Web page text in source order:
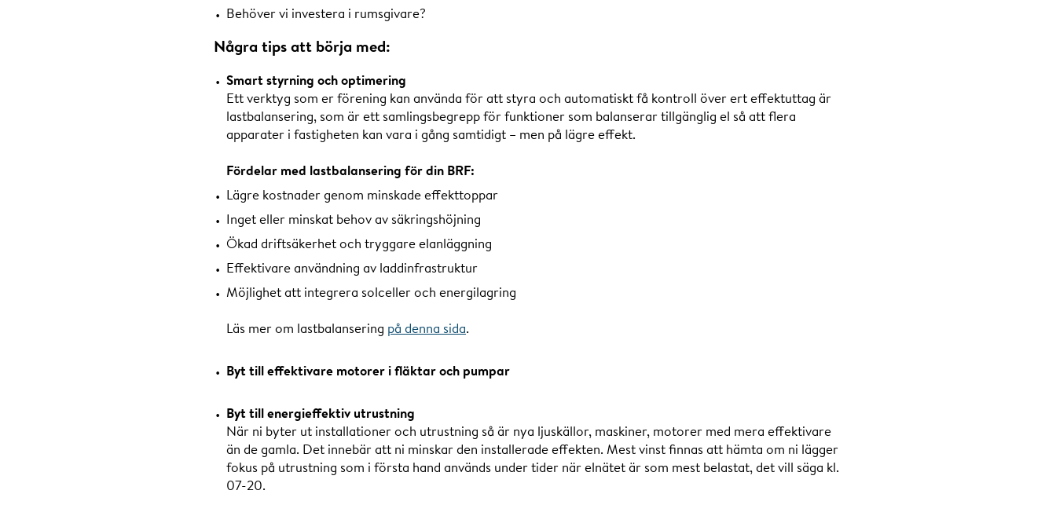
Behöver vi investera i rumsgivare?
Några tips att börja med:
Smart styrning och optimering
Ett verktyg som er förening kan använda för att styra och automatiskt få kontroll över ert effektuttag är
lastbalansering, som är ett samlingsbegrepp för funktioner som balanserar tillgänglig el så att flera
apparater i fastigheten kan vara i gång samtidigt – men på lägre effekt.
Fördelar med lastbalansering för din BRF:
Lägre kostnader genom minskade effekttoppar
Inget eller minskat behov av säkringshöjning
Ökad driftsäkerhet och tryggare elanläggning
Effektivare användning av laddinfrastruktur
Möjlighet att integrera solceller och energilagring
Läs mer om lastbalansering på denna sida.
Byt till effektivare motorer i fläktar och pumpar
Byt till energieffektiv utrustning
När ni byter ut installationer och utrustning så är nya ljuskällor, maskiner, motorer med mera effektivare
än de gamla. Det innebär att ni minskar den installerade effekten. Mest vinst finnas att hämta om ni lägger
fokus på utrustning som i första hand används under tider när elnätet är som mest belastat, det vill säga kl.
07-20.